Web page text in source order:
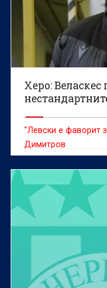
Херо: Веласкес
"Левски е фаворит
Димитров